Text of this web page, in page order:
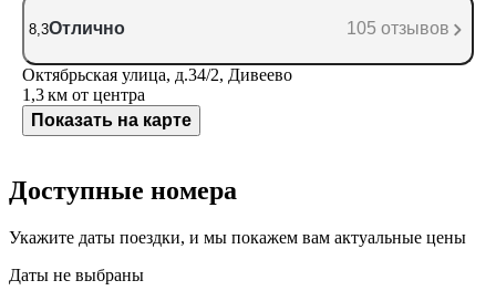
8,3Отлично 105 отзывов
Октябрьская улица, д.34/2, Дивеево
1,3 км от центра
Показать на карте
Доступные номера
Укажите даты поездки, и мы покажем вам актуальные цены
Даты не выбраны